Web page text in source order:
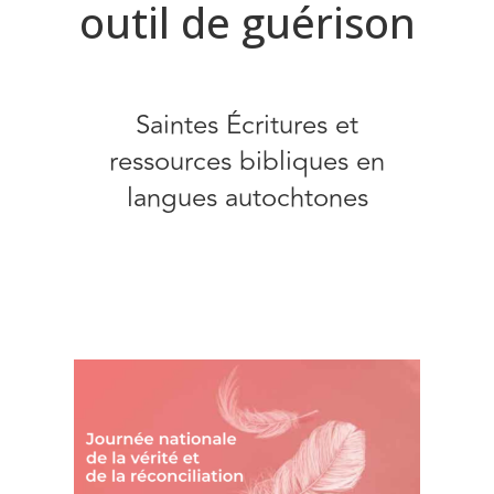
outil de guérison
Saintes Écritures et
ressources bibliques en
langues autochtones